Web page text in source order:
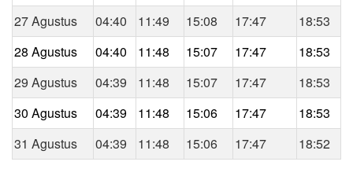
27 Agustus
04:40 11:49 15:08 17:47
18:53
28 Agustus
04:40 11:48 15:07 17:47
18:53
29 Agustus
04:39 11:48 15:07 17:47
18:53
30 Agustus
04:39 11:48 15:06 17:47
18:53
31 Agustus
04:39 11:48 15:06 17:47 18:52